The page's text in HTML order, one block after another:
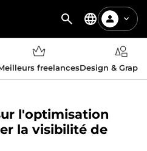
freelancesDesign &
l'optimisation
la visibilité de